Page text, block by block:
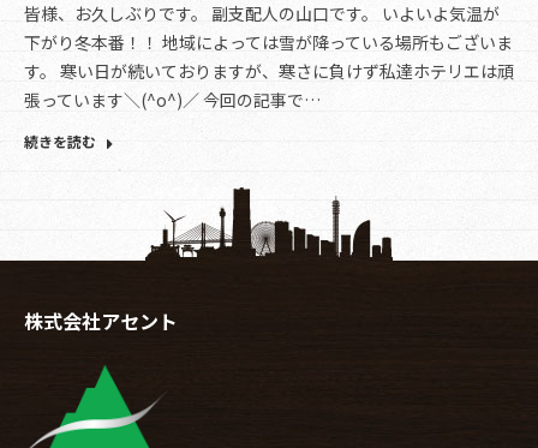
皆様、お久しぶりです。 副支配人の山口です。 いよいよ気温が
下がり冬本番！！ 地域によっては雪が降っている場所もございま
す。 寒い日が続いておりますが、寒さに負けず私達ホテリエは頑
張っています＼(^o^)／ 今回の記事で…
続きを読む
株式会社アセント